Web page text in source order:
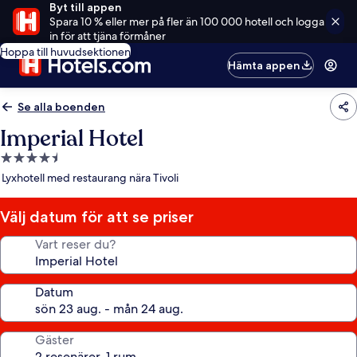
Byt till appen
Spara 10 % eller mer på fler än 100 000 hotell och logga
in för att tjäna förmåner
Hoppa till huvudsektionen
Hämta appen
Se alla boenden
Imperial Hotel
4.5-
stjärnigt
Lyxhotell med restaurang nära Tivoli
Välj datum för att se priser
Vart reser du?
Datum
Gäster